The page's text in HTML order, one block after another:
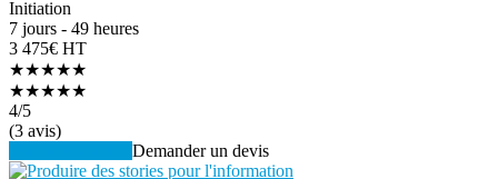
Initiation
7 jours - 49 heures
3 475€ HT
★★★★★
★★★★★
4/5
(3 avis)
Demander un devis